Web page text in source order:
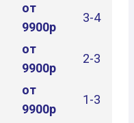
от
9900р
3-4
от
9900р
2-3
от
9900р
1-3